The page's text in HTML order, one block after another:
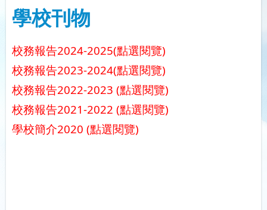
學校刊物
校務報告2024-2025(點選閱覽)
校務報告2023-2024(點選閱覽)
校務報告2022-2023 (點選閱覽)
校務報告2021-2022 (點選閱覽)
學校簡介2020 (點選閱覽)